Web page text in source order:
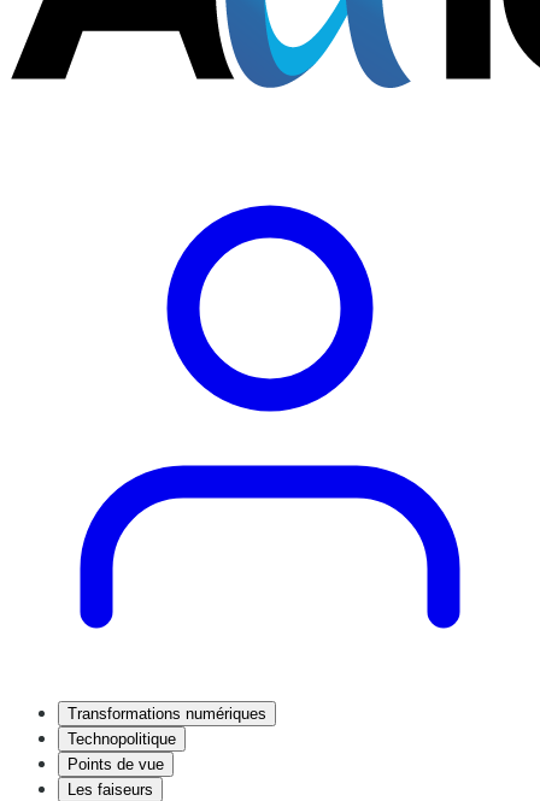
Transformations numériques
Technopolitique
Points de vue
Les faiseurs